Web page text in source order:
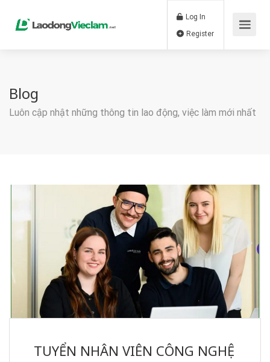
Log In
Blog
Luôn cập nhật những thông tin lao động, việc làm mới nhất
TUYỂN NHÂN VIÊN CÔNG NGHỆ